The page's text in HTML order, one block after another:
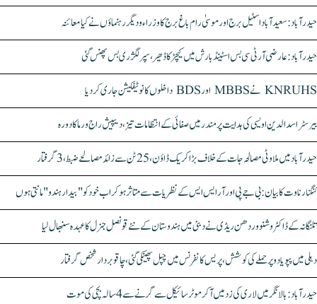
حیدرآباد: سعیدآباد اسٹیل برج اور موسیٰ رام باغ برج کا وزراء و دیگر رہنماؤں نے کیا معائنہ
حیدرآباد: عارضی آر ٹی سی بس اسٹینڈ بارش میں کیچڑ کا ڈھیر، سپر لگژری بس پھنس گئی
KNRUHS نے MBBS اور BDS داخلوں کا نوٹیفکیشن جاری کر دیا
بیرسٹر اسدالدین اویسی کی ہدایت پر مندر میں صفائی کے انتظامات تیز، دیپیش راج ورما کا دورہ
حیدرآباد میں ملاوٹی مصالحہ جات کے خلاف بڑا کریک ڈاؤن، 25 ٹن سے زائد مصالحے ضبط، 3 گرفتار
کنگنا رناوت کا بیان: بی جے پی اور آر ایس ایس کے نظریات سے متاثر ہو کر اب خود کو "بیدار ہندو" مانتی ہوں
تلنگانہ کے ڈاکٹر وشنو وردھن ریڈی نے دبئی میں ہندوستان کے نئے قونصل جنرل کا عہدہ سنبھال لیا
دہلی میں پپو یادو پر حملے کی کوشش، پریس کانفرنس میں چپل پھینکی گئی، چاقو بردار شخص گرفتار
حیدرآباد: بالا نگر میں لاری کی زد میں آکر موٹرسائیکل سے گرنے سے 4 سالہ بچی کی موت